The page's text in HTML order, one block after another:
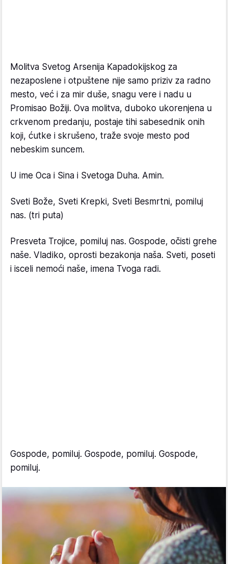
Molitva Svetog Arsenija Kapadokijskog za
nezaposlene i otpuštene nije samo priziv za radno
mesto, već i za mir duše, snagu vere i nadu u
Promisao Božiji. Ova molitva, duboko ukorenjena u
crkvenom predanju, postaje tihi sabesednik onih
koji, ćutke i skrušeno, traže svoje mesto pod
nebeskim suncem.
U ime Oca i Sina i Svetoga Duha. Amin.
Sveti Bože, Sveti Krepki, Sveti Besmrtni, pomiluj
nas. (tri puta)
Presveta Trojice, pomiluj nas. Gospode, očisti grehe
naše. Vladiko, oprosti bezakonja naša. Sveti, poseti
i isceli nemoći naše, imena Tvoga radi.
Gospode, pomiluj. Gospode, pomiluj. Gospode,
pomiluj.